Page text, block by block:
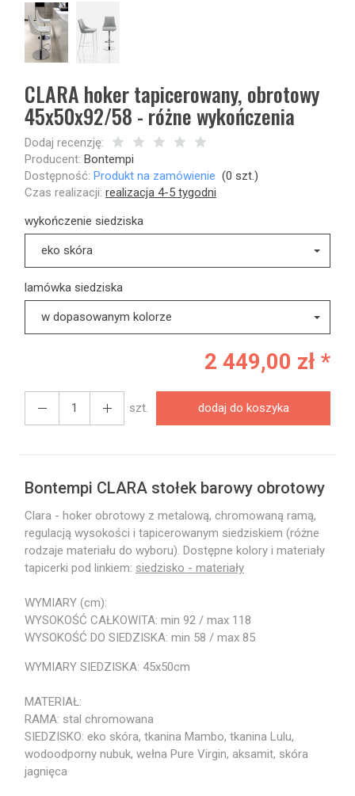
CLARA hoker tapicerowany, obrotowy
45x50x92/58 - różne wykończenia
Dodaj recenzję:
Producent: Bontempi
Dostępność: Produkt na zamówienie (0 szt.)
Czas realizacji: realizacja 4-5 tygodni
wykończenie siedziska
eko skóra
lamówka siedziska
w dopasowanym kolorze
2 449,00 zł *
szt. dodaj do koszyka
Bontempi CLARA stołek barowy obrotowy
Clara - hoker obrotowy z metalową, chromowaną ramą,
regulacją wysokości i tapicerowanym siedziskiem (różne
rodzaje materiału do wyboru). Dostępne kolory i materiały
tapicerki pod linkiem: siedzisko - materiały
WYMIARY (cm):
WYSOKOŚĆ CAŁKOWITA: min 92 / max 118
WYSOKOŚĆ DO SIEDZISKA: min 58 / max 85
WYMIARY SIEDZISKA: 45x50cm
MATERIAŁ:
RAMA: stal chromowana
SIEDZISKO: eko skóra, tkanina Mambo, tkanina Lulu,
wodoodporny nubuk, wełna Pure Virgin, aksamit, skóra
jagnięca